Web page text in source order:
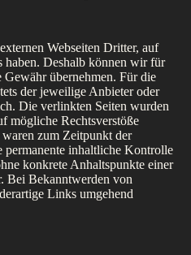
Webseiten Dritter, auf
Deshalb können wir für
Gewähr übernehmen. Für die
der jeweilige Anbieter oder
Die verlinkten Seiten wurden
mögliche Rechtsverstöße
zum Zeitpunkt der
inhaltliche Kontrolle
konkrete Anhaltspunkte einer
Bei Bekanntwerden von
Links umgehend